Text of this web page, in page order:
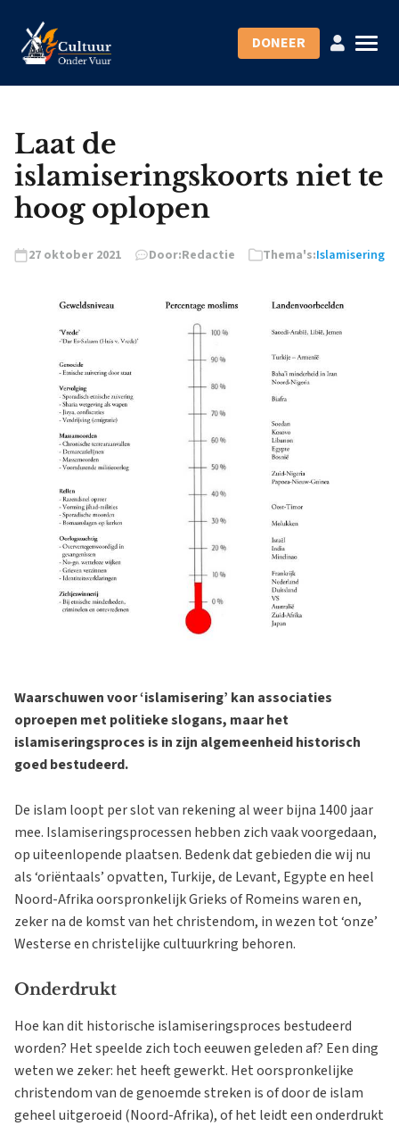
DONEER
Laat de
islamiseringskoorts niet te
hoog oplopen
27 oktober 2021 Door:Redactie Thema's:Islamisering
Waarschuwen voor ‘islamisering’ kan associaties
oproepen met politieke slogans, maar het
islamiseringsproces is in zijn algemeenheid historisch
goed bestudeerd.
De islam loopt per slot van rekening al weer bijna 1400 jaar
mee. Islamiseringsprocessen hebben zich vaak voorgedaan,
op uiteenlopende plaatsen. Bedenk dat gebieden die wij nu
als ‘oriëntaals’ opvatten, Turkije, de Levant, Egypte en heel
Noord-Afrika oorspronkelijk Grieks of Romeins waren en,
zeker na de komst van het christendom, in wezen tot ‘onze’
Westerse en christelijke cultuurkring behoren.
Onderdrukt
Hoe kan dit historische islamiseringsproces bestudeerd
worden? Het speelde zich toch eeuwen geleden af? Een ding
weten we zeker: het heeft gewerkt. Het oorspronkelijke
christendom van de genoemde streken is of door de islam
geheel uitgeroeid (Noord-Afrika), of het leidt een onderdrukt